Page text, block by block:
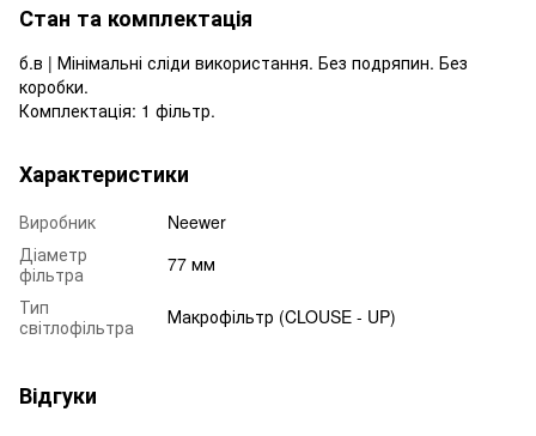
Стан та комплектація
б.в | Мінімальні сліди використання. Без подряпин. Без
коробки.
Комплектація: 1 фільтр.
Характеристики
Виробник
Neewer
Діаметр
фільтра
77 мм
Тип
світлофільтра
Макрофільтр (CLOUSE - UP)
Відгуки